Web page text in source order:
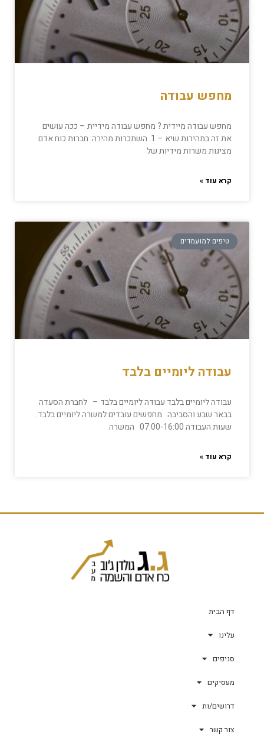
מחפש עבודה
מחפש עבודה מיידית ? מחפש עבודה מידיית – ככה עושים
את זה במהירות שיא – 1. השתכרות מהירה: חברות כוח אדם
מציגות משרות מידיות של
קרא עוד »
טיפים למועמדים
עבודה ליומיים בלבד
עבודה ליומיים בלבד עבודה ליומיים בלבד – לחברת הסעדה
בבאר שבע והסביבה מחפשים עובדים למשרה ליומיים בלבד.
שעות העבודה 07:00-16:00 המשרה
קרא עוד »
דף הבית
עלינו
סניפים
מעסיקים
דרושים/ות
צור קשר